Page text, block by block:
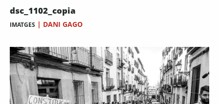
dsc_1102_copia
IMATGES | DANI GAGO